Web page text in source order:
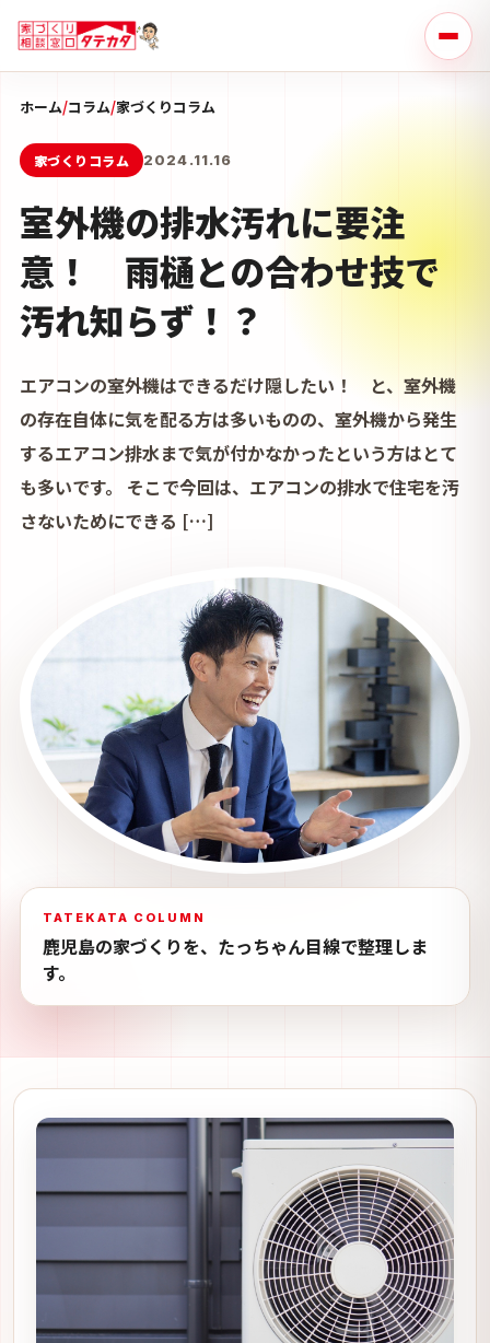
ホーム/コラム/家づくりコラム
家づくりコラム 2024.11.16
室外機の排水汚れに要注
意！ 雨樋との合わせ技で
汚れ知らず！？
エアコンの室外機はできるだけ隠したい！ と、室外機
の存在自体に気を配る方は多いものの、室外機から発生
するエアコン排水まで気が付かなかったという方はとて
も多いです。 そこで今回は、エアコンの排水で住宅を汚
さないためにできる […]
TATEKATA COLUMN
鹿児島の家づくりを、たっちゃん目線で整理しま
す。